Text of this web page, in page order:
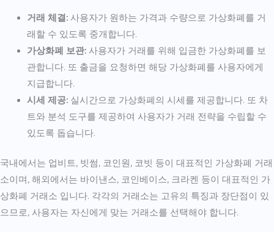
거래 체결:사용자가 원하는 가격과 수량으로 가상화폐를 거
래할 수 있도록 중개합니다.
가상화폐 보관:사용자가 거래를 위해 입금한 가상화폐를 보
관합니다. 또 출금을 요청하면 해당 가상화폐를 사용자에게
지급합니다.
시세 제공:실시간으로 가상화폐의 시세를 제공합니다. 또 차
트와 분석 도구를 제공하여 사용자가 거래 전략을 수립할 수
있도록 돕습니다.
국내에서는 업비트, 빗썸, 코인원, 코빗 등이 대표적인 가상화폐 거래
소이며, 해외에서는 바이낸스, 코인베이스, 크라켄 등이 대표적인 가
상화폐 거래소 입니다. 각각의 거래소는 고유의 특징과 장단점이 있
으므로, 사용자는 자신에게 맞는 거래소를 선택해야 합니다.